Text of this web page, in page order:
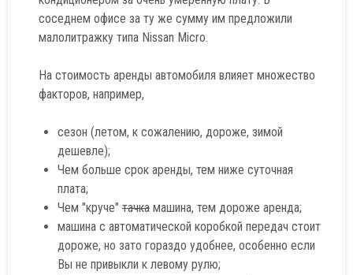
соседнем офисе за ту же сумму им предложили
малолитражку типа Nissan Micro.
На стоимость аренды автомобиля влияет множество
факторов, например,
сезон (летом, к сожалению, дороже, зимой
дешевле);
Чем больше срок аренды, тем ниже суточная
плата;
Чем "круче" тачка машина, тем дороже аренда;
машина с автоматической коробкой передач стоит
дороже, но зато гораздо удобнее, особенно если
Вы не привыкли к левому рулю;